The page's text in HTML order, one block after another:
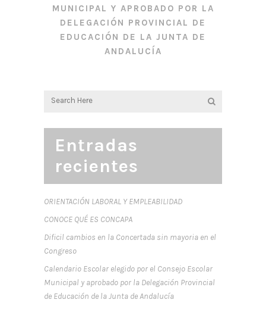
MUNICIPAL Y APROBADO POR LA
DELEGACIÓN PROVINCIAL DE
EDUCACIÓN DE LA JUNTA DE
ANDALUCÍA
Entradas
recientes
ORIENTACIÓN LABORAL Y EMPLEABILIDAD
CONOCE QUÉ ES CONCAPA
Dificil cambios en la Concertada sin mayoria en el
Congreso
Calendario Escolar elegido por el Consejo Escolar
Municipal y aprobado por la Delegación Provincial
de Educación de la Junta de Andalucía